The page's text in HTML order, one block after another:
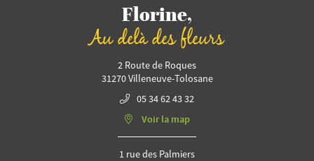
Florine,
Au delà des fleurs
2 Route de Roques
31270 Villeneuve-Tolosane
05 34 62 43 32
Voir la map
1 rue des Palmiers